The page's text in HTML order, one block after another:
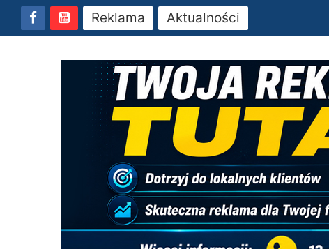
Reklama Aktualności